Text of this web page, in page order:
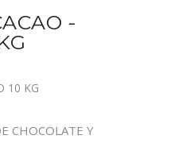
-
10 KG
CHOCOLATE Y